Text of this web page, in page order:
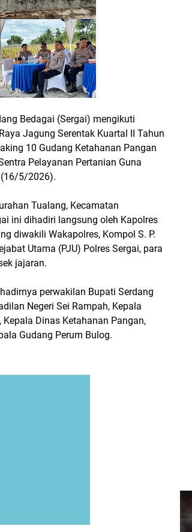
Bedagai (Sergai) mengikuti
Jagung Serentak Kuartal II Tahun
10 Gudang Ketahanan Pangan
Pelayanan Pertanian Guna
(16/5/2026).
Tualang, Kecamatan
ini dihadiri langsung oleh Kapolres
diwakili Wakapolres, Kompol S. P.
Utama (PJU) Polres Sergai, para
jajaran.
perwakilan Bupati Serdang
Negeri Sei Rampah, Kepala
Dinas Ketahanan Pangan,
Gudang Perum Bulog.